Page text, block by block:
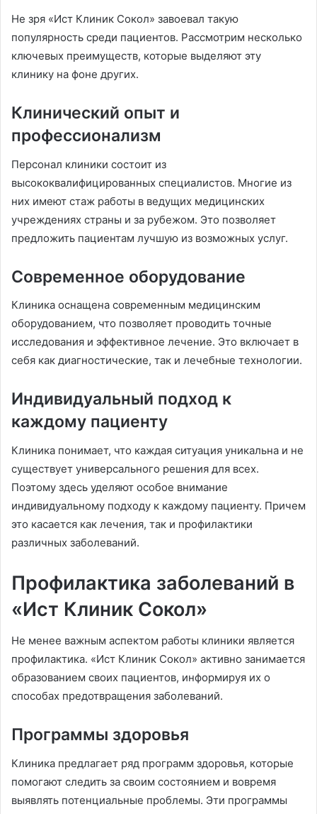
Не зря «Ист Клиник Сокол» завоевал такую
популярность среди пациентов. Рассмотрим несколько
ключевых преимуществ, которые выделяют эту
клинику на фоне других.
Клинический опыт и
профессионализм
Персонал клиники состоит из
высококвалифицированных специалистов. Многие из
них имеют стаж работы в ведущих медицинских
учреждениях страны и за рубежом. Это позволяет
предложить пациентам лучшую из возможных услуг.
Современное оборудование
Клиника оснащена современным медицинским
оборудованием, что позволяет проводить точные
исследования и эффективное лечение. Это включает в
себя как диагностические, так и лечебные технологии.
Индивидуальный подход к
каждому пациенту
Клиника понимает, что каждая ситуация уникальна и не
существует универсального решения для всех.
Поэтому здесь уделяют особое внимание
индивидуальному подходу к каждому пациенту. Причем
это касается как лечения, так и профилактики
различных заболеваний.
Профилактика заболеваний в
«Ист Клиник Сокол»
Не менее важным аспектом работы клиники является
профилактика. «Ист Клиник Сокол» активно занимается
образованием своих пациентов, информируя их о
способах предотвращения заболеваний.
Программы здоровья
Клиника предлагает ряд программ здоровья, которые
помогают следить за своим состоянием и вовремя
выявлять потенциальные проблемы. Эти программы